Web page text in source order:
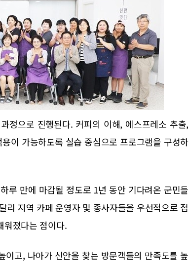
정으로 진행된다. 커피의 이해, 에스프레소 추출,
이 가능하도록 실습 중심으로 프로그램을 구성하
루 만에 마감될 정도로 1년 동안 기다려온 군민들
리 지역 카페 운영자 및 종사자들을 우선적으로 접
워졌다는 점이다.
고, 나아가 신안을 찾는 방문객들의 만족도를 높